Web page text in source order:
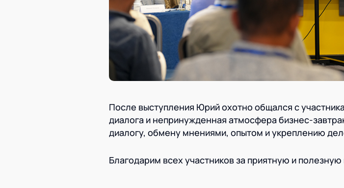
После выступления Юрий охотно общался с
диалога и непринужденная атмосфера бизнес-
диалогу, обмену мнениями, опытом и укреплению
Благодарим всех участников за приятную и полезную